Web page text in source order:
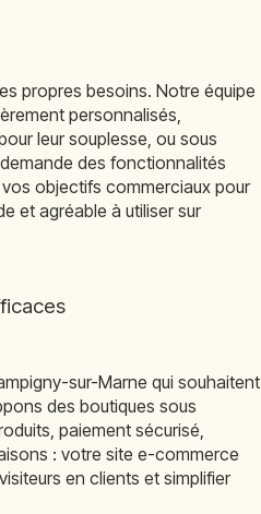
propres besoins. Notre équipe
personnalisés,
leur souplesse, ou sous
des fonctionnalités
objectifs commerciaux pour
et agréable à utiliser sur
sur-Marne qui souhaitent
des boutiques sous
paiement sécurisé,
: votre site e-commerce
en clients et simplifier